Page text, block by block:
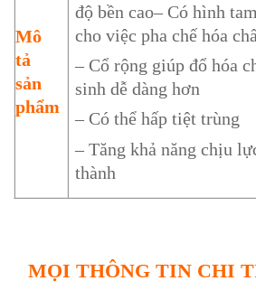
Mô
tả
sản
phẩm
độ bền cao– Có hình
cho việc pha chế hóa
– Cổ rộng giúp đổ hóa
sinh dễ dàng hơn
– Có thể hấp tiệt trùng
– Tăng khả năng chịu
thành
MỌI THÔNG TIN CHI